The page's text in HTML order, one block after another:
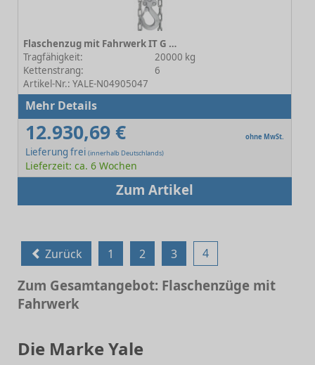
Flaschenzug mit Fahrwerk IT G ATEX 20000 B Haspelfahrwerk
Tragfähigkeit:
20000 kg
Kettenstrang:
6
Artikel-Nr.: YALE-N04905047
Mehr Details
12.930,69 € ohne MwSt.
Lieferung frei (innerhalb Deutschlands)
Lieferzeit: ca. 6 Wochen
Zum Artikel
Zurück 1 2 3 4
Zum Gesamtangebot: Flaschenzüge mit
Fahrwerk
Die Marke Yale